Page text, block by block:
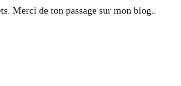
Merci de ton passage sur mon blog..